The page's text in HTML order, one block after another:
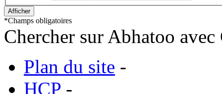
*Champs obligatoires
Chercher sur Abhatoo
Plan du site -
HCP -